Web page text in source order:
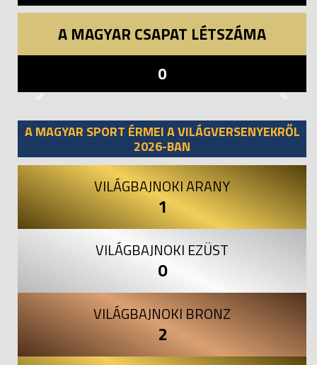
A MAGYAR CSAPAT LÉTSZÁMA
0
A MAGYAR SPORT ÉRMEI A VILÁGVERSENYEKRŐL
2026-BAN
VILÁGBAJNOKI ARANY
1
VILÁGBAJNOKI EZÜST
0
VILÁGBAJNOKI BRONZ
2